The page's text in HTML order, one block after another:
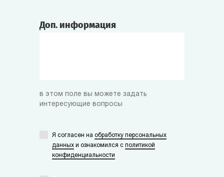
Доп. информация
в этом поле вы можете задать
интересующие вопросы
Я согласен на обработку персональных
данных и ознакомился с политикой
конфиденциальности